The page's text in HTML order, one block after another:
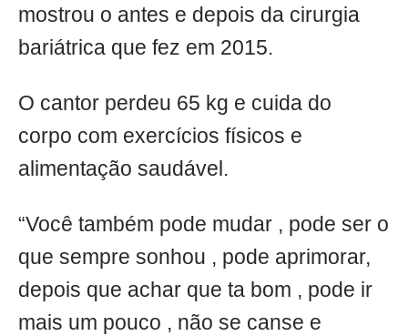
mostrou o antes e depois da cirurgia
bariátrica que fez em 2015.
O cantor perdeu 65 kg e cuida do
corpo com exercícios físicos e
alimentação saudável.
“Você também pode mudar , pode ser o
que sempre sonhou , pode aprimorar,
depois que achar que ta bom , pode ir
mais um pouco , não se canse e